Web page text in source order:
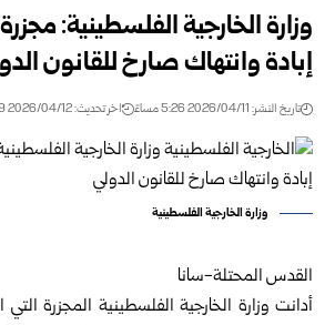
وزارة الخارجية الفلسطينية:
إبادة وانتهاك صارخ للقانون
تاريخ النشر: 2026/04/11 5:26 مساءً اخر تحديث: 2026/04/12 6:39 مساءً
وزارة الخارجية الفلسطينية
القدس المحتلة-سانا
أدانت وزارة الخارجية الفلسطينية المجزرة التي